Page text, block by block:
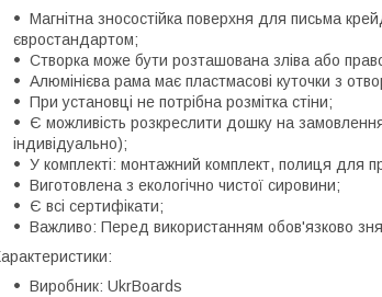
Магнітна зносостійка поверхня для письма
євростандартом;
Створка може бути розташована зліва або
Алюмінієва рама має пластмасові куточки з
При установці не потрібна розмітка стіни;
Є можливість розкреслити дошку на
індивідуально);
У комплекті: монтажний комплект, полиця для
Виготовлена ​​з екологічно чистої сировини;
Є всі сертифікати;
Важливо: Перед використанням обов'язково
Виробник: UkrBoards